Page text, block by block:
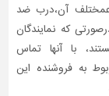
آن،درب ضد
که نمایندگان
با آنها تماس
به فروشنده این